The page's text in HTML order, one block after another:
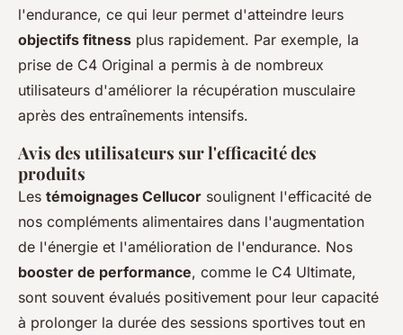
l'endurance, ce qui leur permet d'atteindre leurs
objectifs fitness plus rapidement. Par exemple, la
prise de C4 Original a permis à de nombreux
utilisateurs d'améliorer la récupération musculaire
après des entraînements intensifs.
Avis des utilisateurs sur l'efficacité des
produits
Les témoignages Cellucor soulignent l'efficacité de
nos compléments alimentaires dans l'augmentation
de l'énergie et l'amélioration de l'endurance. Nos
booster de performance, comme le C4 Ultimate,
sont souvent évalués positivement pour leur capacité
à prolonger la durée des sessions sportives tout en